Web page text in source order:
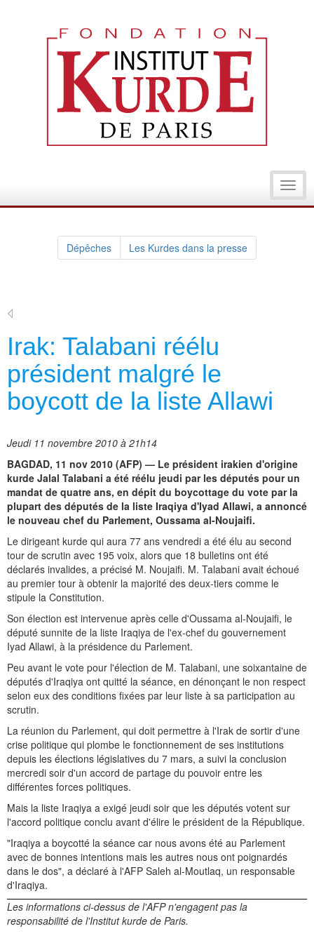
Dépêches Les Kurdes dans la presse
Irak: Talabani réélu
président malgré le
boycott de la liste Allawi
Jeudi 11 novembre 2010 à 21h14
BAGDAD, 11 nov 2010 (AFP) — Le président irakien d'origine
kurde Jalal Talabani a été réélu jeudi par les députés pour un
mandat de quatre ans, en dépit du boycottage du vote par la
plupart des députés de la liste Iraqiya d'Iyad Allawi, a annoncé
le nouveau chef du Parlement, Oussama al-Noujaifi.
Le dirigeant kurde qui aura 77 ans vendredi a été élu au second
tour de scrutin avec 195 voix, alors que 18 bulletins ont été
déclarés invalides, a précisé M. Noujaifi. M. Talabani avait échoué
au premier tour à obtenir la majorité des deux-tiers comme le
stipule la Constitution.
Son élection est intervenue après celle d'Oussama al-Noujaifi, le
député sunnite de la liste Iraqiya de l'ex-chef du gouvernement
Iyad Allawi, à la présidence du Parlement.
Peu avant le vote pour l'élection de M. Talabani, une soixantaine de
députés d'Iraqiya ont quitté la séance, en dénonçant le non respect
selon eux des conditions fixées par leur liste à sa participation au
scrutin.
La réunion du Parlement, qui doit permettre à l'Irak de sortir d'une
crise politique qui plombe le fonctionnement de ses institutions
depuis les élections législatives du 7 mars, a suivi la conclusion
mercredi soir d'un accord de partage du pouvoir entre les
différentes forces politiques.
Mais la liste Iraqiya a exigé jeudi soir que les députés votent sur
l'accord politique conclu avant d'élire le président de la République.
"Iraqiya a boycotté la séance car nous avons été au Parlement
avec de bonnes intentions mais les autres nous ont poignardés
dans le dos", a déclaré à l'AFP Saleh al-Moutlaq, un responsable
d'Iraqiya.
Les informations ci-dessus de l'AFP n'engagent pas la
responsabilité de l'Institut kurde de Paris.